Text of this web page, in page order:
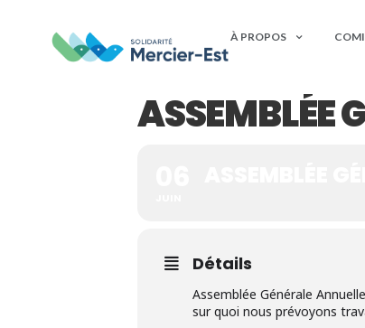
À PROPOS
ASSEMBLÉE
Détails
Assemblée Générale
sur quoi nous prévoyons